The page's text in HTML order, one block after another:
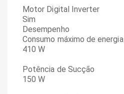
Motor Digital Inverter
Sim
Desempenho
Consumo máximo de energia
410 W
Potência de Sucção
150 W